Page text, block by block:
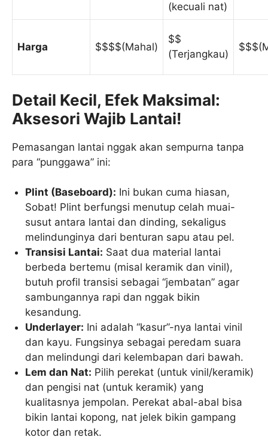
(kecuali nat)
Harga $$$$(Mahal)
$$
(Terjangkau)
Detail Kecil, Efek Maksimal:
Aksesori Wajib Lantai!
Pemasangan lantai nggak akan sempurna tanpa
para “punggawa” ini:
Plint (Baseboard): Ini bukan cuma hiasan,
Sobat! Plint berfungsi menutup celah muai-
susut antara lantai dan dinding, sekaligus
melindunginya dari benturan sapu atau pel.
Transisi Lantai: Saat dua material lantai
berbeda bertemu (misal keramik dan vinil),
butuh profil transisi sebagai “jembatan” agar
sambungannya rapi dan nggak bikin
kesandung.
Underlayer: Ini adalah “kasur”-nya lantai vinil
dan kayu. Fungsinya sebagai peredam suara
dan melindungi dari kelembapan dari bawah.
Lem dan Nat: Pilih perekat (untuk vinil/keramik)
dan pengisi nat (untuk keramik) yang
kualitasnya jempolan. Perekat abal-abal bisa
bikin lantai kopong, nat jelek bikin gampang
kotor dan retak.